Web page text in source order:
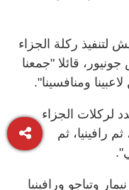
لتنفيذ ركلة الجزاء
قائلا "جمعنا
ومنافسينا".
الجزاء
رافينيا، ثم
وتياجو ورافينيا